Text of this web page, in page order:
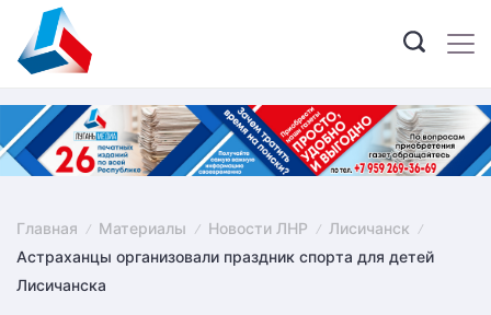
content
Главная Материалы Новости ЛНР
Лисичанск
Астраханцы организовали праздник спорта для детей
Лисичанска